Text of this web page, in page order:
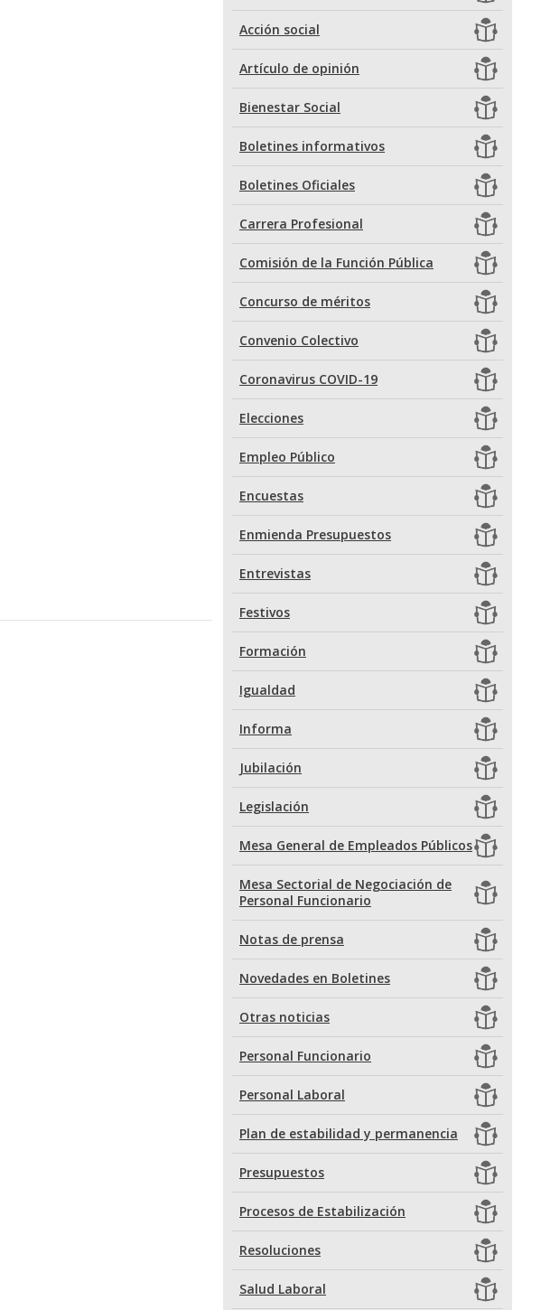
Acción social
Artículo de opinión
Bienestar Social
Boletines informativos
Boletines Oficiales
Carrera Profesional
Comisión de la Función Pública
Concurso de méritos
Convenio Colectivo
Coronavirus COVID-19
Elecciones
Empleo Público
Encuestas
Enmienda Presupuestos
Entrevistas
Festivos
Formación
Igualdad
Informa
Jubilación
Legislación
Mesa General de Empleados Públicos
Mesa Sectorial de Negociación de
Personal Funcionario
Notas de prensa
Novedades en Boletines
Otras noticias
Personal Funcionario
Personal Laboral
Plan de estabilidad y permanencia
Presupuestos
Procesos de Estabilización
Resoluciones
Salud Laboral